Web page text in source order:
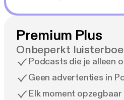
Premium Plus
Onbeperkt
Podcasts die je alleen
Geen advertenties in
Elk moment opzegbaar